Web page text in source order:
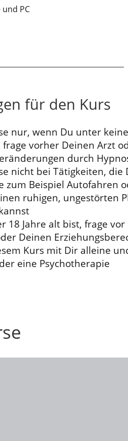
PC
für den Kurs
nur, wenn Du unter
frage vorher Deinen Arzt
durch
nicht bei Tätigkeiten,
zum Beispiel Autofahren
ruhigen, ungestörten
18 Jahre alt bist, frage
Deinen
Kurs mit Dir alleine
eine Psychotherapie